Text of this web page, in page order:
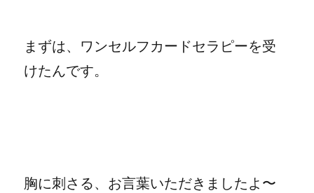
まずは、ワンセルフカードセラピーを受
けたんです。
胸に刺さる、お言葉いただきましたよ〜